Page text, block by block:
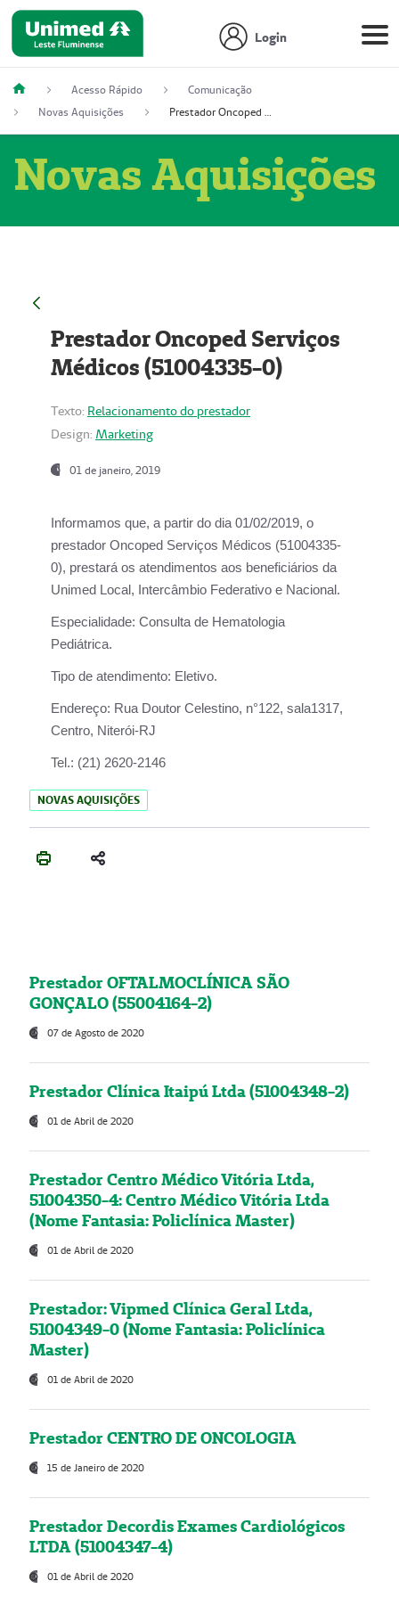
Login
Acesso Rápido
Comunicação
Novas Aquisições
Prestador Oncoped Serviços Médicos (51004335-0)
Novas Aquisições
Prestador Oncoped Serviços
Médicos (51004335-0)
Texto: Relacionamento do prestador
Design: Marketing
01 de janeiro, 2019
Informamos que, a partir do dia 01/02/2019, o
prestador Oncoped Serviços Médicos (51004335-
0), prestará os atendimentos aos beneficiários da
Unimed Local, Intercâmbio Federativo e Nacional.
Especialidade: Consulta de Hematologia
Pediátrica.
Tipo de atendimento: Eletivo.
Endereço: Rua Doutor Celestino, n°122, sala1317,
Centro, Niterói-RJ
Tel.: (21) 2620-2146
NOVAS AQUISIÇÕES
Prestador OFTALMOCLÍNICA SÃO
GONÇALO (55004164-2)
07 de Agosto de 2020
Prestador Clínica Itaipú Ltda (51004348-2)
01 de Abril de 2020
Prestador Centro Médico Vitória Ltda,
51004350-4: Centro Médico Vitória Ltda
(Nome Fantasia: Policlínica Master)
01 de Abril de 2020
Prestador: Vipmed Clínica Geral Ltda,
51004349-0 (Nome Fantasia: Policlínica
Master)
01 de Abril de 2020
Prestador CENTRO DE ONCOLOGIA
15 de Janeiro de 2020
Prestador Decordis Exames Cardiológicos
LTDA (51004347-4)
01 de Abril de 2020